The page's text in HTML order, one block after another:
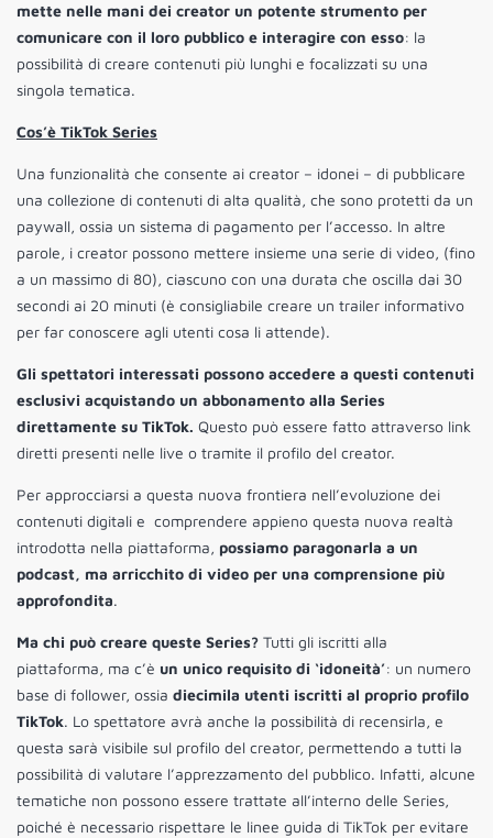
mette nelle mani dei creator un potente strumento per
comunicare con il loro pubblico e interagire con esso: la
possibilità di creare contenuti più lunghi e focalizzati su una
singola tematica.
Cos’è TikTok Series
Una funzionalità che consente ai creator – idonei – di pubblicare
una collezione di contenuti di alta qualità, che sono protetti da un
paywall, ossia un sistema di pagamento per l’accesso. In altre
parole, i creator possono mettere insieme una serie di video, (fino
a un massimo di 80), ciascuno con una durata che oscilla dai 30
secondi ai 20 minuti (è consigliabile creare un trailer informativo
per far conoscere agli utenti cosa li attende).
Gli spettatori interessati possono accedere a questi contenuti
esclusivi acquistando un abbonamento alla Series
direttamente su TikTok. Questo può essere fatto attraverso link
diretti presenti nelle live o tramite il profilo del creator.
Per approcciarsi a questa nuova frontiera nell’evoluzione dei
contenuti digitali e comprendere appieno questa nuova realtà
introdotta nella piattaforma, possiamo paragonarla a un
podcast, ma arricchito di video per una comprensione più
approfondita.
Ma chi può creare queste Series? Tutti gli iscritti alla
piattaforma, ma c’è un unico requisito di ‘idoneità’: un numero
base di follower, ossia diecimila utenti iscritti al proprio profilo
TikTok. Lo spettatore avrà anche la possibilità di recensirla, e
questa sarà visibile sul profilo del creator, permettendo a tutti la
possibilità di valutare l’apprezzamento del pubblico. Infatti, alcune
tematiche non possono essere trattate all’interno delle Series,
poiché è necessario rispettare le linee guida di TikTok per evitare